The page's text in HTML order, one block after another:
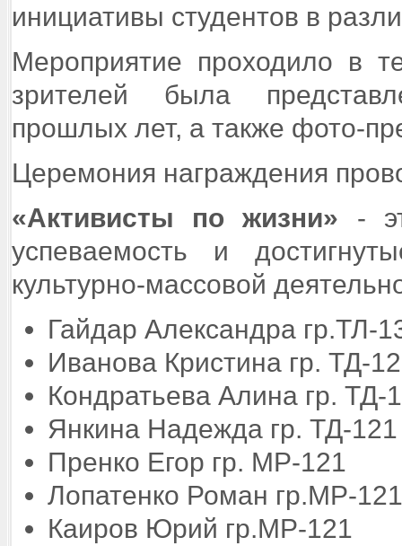
инициативы студентов в
Мероприятие проходило в
зрителей была
прошлых лет, а также фото-
Церемония награждения
«Активисты по жизни» -
успеваемость и
культурно-массовой
Гайдар Александра
Иванова Кристина
Кондратьева Алина гр. ТД-
Янкина Надежда гр. ТД-
Пренко Егор гр. МР-
Лопатенко Роман гр.МР-
Каиров Юрий гр.МР-